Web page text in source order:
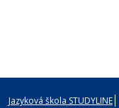
Jazyková škola STUDYLINE